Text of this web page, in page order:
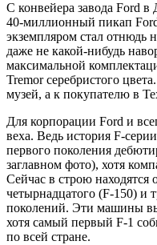
С конвейера завода Ford
40-миллионный пикап
экземпляром стал отнюдь
даже не какой-нибудь
максимальной
Tremor серебристого
музей, а к покупателю в
Для корпорации Ford и
веха. Ведь история F-
первого поколения
заглавном фото), хотя
Сейчас в строю находятся
четырнадцатого (F-150) и
поколений. Эти машины
хотя самый первый F-1
по всей стране.